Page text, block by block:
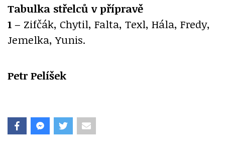
Tabulka střelců v přípravě
1 – Zifčák, Chytil, Falta, Texl, Hála, Fredy,
Jemelka, Yunis.
Petr Pelíšek